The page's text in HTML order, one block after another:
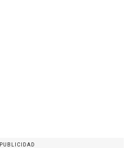
PUBLICIDAD